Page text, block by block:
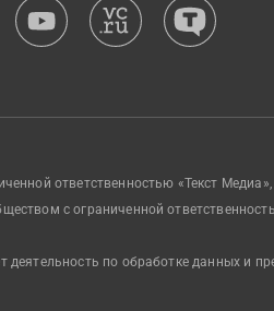
ответственностью «Текст
с ограниченной
деятельность по обработке данных и